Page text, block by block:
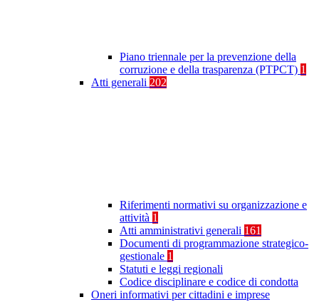
Piano triennale per la prevenzione della
corruzione e della trasparenza (PTPCT) 1
Atti generali 202
Riferimenti normativi su organizzazione e
attività 1
Atti amministrativi generali 161
Documenti di programmazione strategico-
gestionale 1
Statuti e leggi regionali
Codice disciplinare e codice di condotta
Oneri informativi per cittadini e imprese